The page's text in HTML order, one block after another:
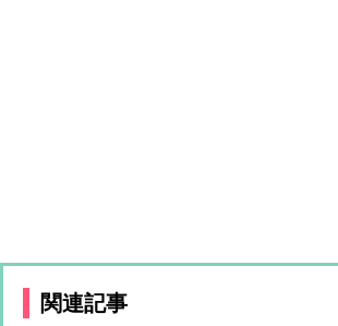
関連記事